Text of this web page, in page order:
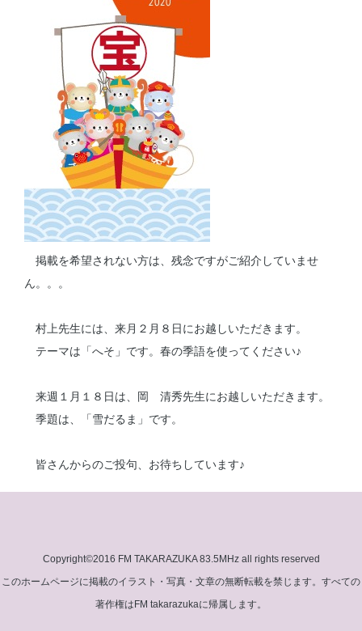
掲載を希望されない方は、残念ですがご紹介していませ
ん。。。
村上先生には、来月２月８日にお越しいただきます。
テーマは「へそ」です。春の季語を使ってください♪
来週１月１８日は、岡 清秀先生にお越しいただきます。
季題は、「雪だるま」です。
皆さんからのご投句、お待ちしています♪
Copyright©2016 FM TAKARAZUKA 83.5MHz all rights reserved
このホームページに掲載のイラスト・写真・文章の無断転載を禁じます。すべての
著作権はFM takarazukaに帰属します。